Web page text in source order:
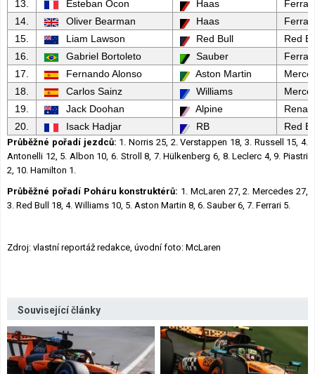
13.
Esteban Ocon Haas
Ferrari
14.
Oliver Bearman Haas
Ferrari
15.
Liam Lawson Red Bull
Red
16.
Gabriel Bortoleto Sauber
Ferrari
17.
Fernando Alonso Aston Martin
18.
Carlos Sainz Williams
19.
Jack Doohan Alpine
20.
Isack Hadjar RB Red
Průběžné pořadí jezdců: 1. Norris 25, 2. Verstappen 18, 3. Russell 15, 4.
Antonelli 12, 5. Albon 10, 6. Stroll 8, 7. Hülkenberg 6, 8. Leclerc 4, 9. Piastri
2, 10. Hamilton 1.
Průběžné pořadí Poháru konstruktérů: 1. McLaren 27, 2. Mercedes 27,
3. Red Bull 18, 4. Williams 10, 5. Aston Martin 8, 6. Sauber 6, 7. Ferrari 5.
Zdroj: vlastní reportáž redakce, úvodní foto: McLaren
Související články